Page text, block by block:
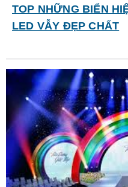
TOP NHỮNG BIỂN
LED VẪY ĐẸP CHẤT